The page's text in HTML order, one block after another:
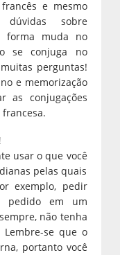
e mesmo
sobre
forma muda no
se conjuga no
perguntas!
e memorização
as conjugações
usar o que você
pelas quais
exemplo, pedir
pedido em um
não tenha
se que o
portanto você